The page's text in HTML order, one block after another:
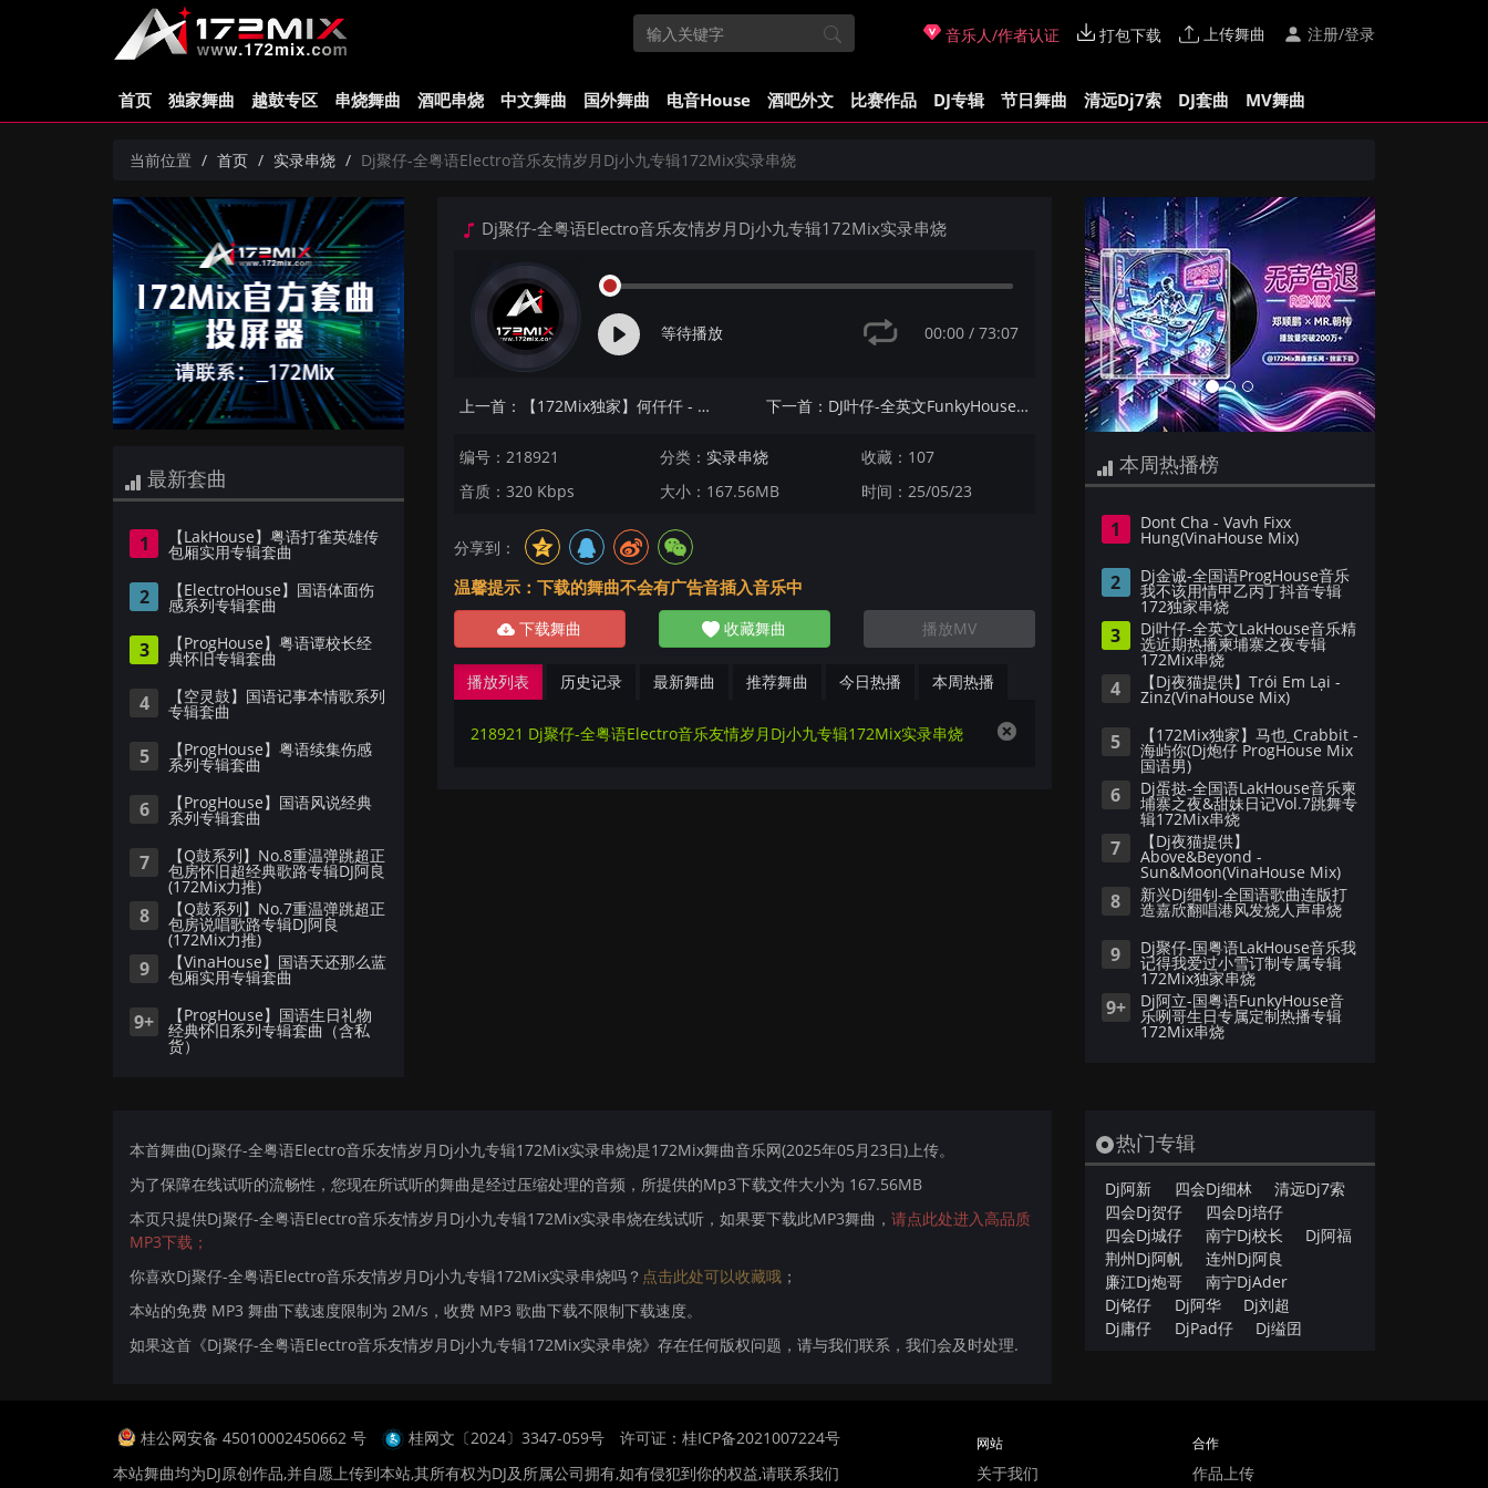
音乐人/作者认证 打包下载 上传舞曲 注册/登录
首页 独家舞曲 越鼓专区 串烧舞曲 酒吧串烧 中文舞曲 国外舞曲 电音House 酒吧外文 比赛作品 DJ专辑 节日舞曲 清远Dj7索 DJ套曲 MV舞曲
当前位置 首页 实录串烧 Dj聚仔-全粤语Electro音乐友情岁月Dj小九专辑172Mix实录串烧
最新套曲
1 【LakHouse】粤语打雀英雄传
包厢实用专辑套曲
2 【ElectroHouse】国语体面伤
感系列专辑套曲
3 【ProgHouse】粤语谭校长经
典怀旧专辑套曲
4 【空灵鼓】国语记事本情歌系列
专辑套曲
5 【ProgHouse】粤语续集伤感
系列专辑套曲
6 【ProgHouse】国语风说经典
系列专辑套曲
7 【Q鼓系列】No.8重温弹跳超正
包房怀旧超经典歌路专辑DJ阿良
(172Mix力推)
8 【Q鼓系列】No.7重温弹跳超正
包房说唱歌路专辑DJ阿良
(172Mix力推)
9 【VinaHouse】国语天还那么蓝
包厢实用专辑套曲
9+ 【ProgHouse】国语生日礼物
经典怀旧系列专辑套曲（含私
货）
Dj聚仔-全粤语Electro音乐友情岁月Dj小九专辑172Mix实录串烧
等待播放 00:00 / 73:07
上一首：【172Mix独家】何仟仟 - 情人未晚(Dj阿镇 Electro Mix粤语女) 下一首：DJ叶仔-全英文FunkyHouse音乐烨总VIP专属订制弹跳专辑172Mix串烧
编号：218921 分类： 实录串烧
收藏：107
音质：320 Kbps
大小：167.56MB 时间：25/05/23
分享到：
温馨提示：下载的舞曲不会有广告音插入音乐中
下载舞曲 收藏舞曲 播放MV
播放列表 历史记录 最新舞曲 推荐舞曲 今日热播 本周热播
218921 Dj聚仔-全粤语Electro音乐友情岁月Dj小九专辑172Mix实录串烧
Previous Next
本周热播榜
1 Dont Cha - Vavh Fixx
Hung(VinaHouse Mix)
2 Dj金诚-全国语ProgHouse音乐
我不该用情甲乙丙丁抖音专辑
172独家串烧
3 Dj叶仔-全英文LakHouse音乐精
选近期热播柬埔寨之夜专辑
172Mix串烧
4 【Dj夜猫提供】Trói Em Lại -
Zinz(VinaHouse Mix)
5 【172Mix独家】马也_Crabbit -
海屿你(Dj炮仔 ProgHouse Mix
国语男)
6 Dj蛋挞-全国语LakHouse音乐柬
埔寨之夜&甜妹日记Vol.7跳舞专
辑172Mix串烧
7 【Dj夜猫提供】
Above&Beyond -
Sun&Moon(VinaHouse Mix)
8 新兴Dj细钊-全国语歌曲连版打
造嘉欣翻唱港风发烧人声串烧
9 Dj聚仔-国粤语LakHouse音乐我
记得我爱过小雪订制专属专辑
172Mix独家串烧
9+ Dj阿立-国粤语FunkyHouse音
乐咧哥生日专属定制热播专辑
172Mix串烧
本首舞曲(Dj聚仔-全粤语Electro音乐友情岁月Dj小九专辑172Mix实录串烧)是172Mix舞曲音乐网(2025年05月23日)上传。
为了保障在线试听的流畅性，您现在所试听的舞曲是经过压缩处理的音频，所提供的Mp3下载文件大小为 167.56MB
本页只提供Dj聚仔-全粤语Electro音乐友情岁月Dj小九专辑172Mix实录串烧在线试听，如果要下载此MP3舞曲， 请点此处进入高品质
MP3下载；
你喜欢Dj聚仔-全粤语Electro音乐友情岁月Dj小九专辑172Mix实录串烧吗？ 点击此处可以收藏哦 ；
本站的免费 MP3 舞曲下载速度限制为 2M/s，收费 MP3 歌曲下载不限制下载速度。
如果这首《Dj聚仔-全粤语Electro音乐友情岁月Dj小九专辑172Mix实录串烧》存在任何版权问题，请与我们联系，我们会及时处理.
热门专辑
Dj阿新 四会Dj细林
清远Dj7索
四会Dj贺仔
四会Dj培仔
四会Dj城仔
南宁Dj校长
Dj阿福
荆州Dj阿帆
连州Dj阿良
廉江Dj炮哥
南宁DjAder
Dj铭仔
Dj阿华
Dj刘超
Dj庸仔
DjPad仔 Dj缢囝
桂公网安备 45010002450662 号 桂网文〔2024〕3347-059号
许可证：桂ICP备2021007224号
本站舞曲均为DJ原创作品,并自愿上传到本站,其所有权为DJ及所属公司拥有,如有侵犯到你的权益,请联系我们
网站
关于我们
合作
作品上传